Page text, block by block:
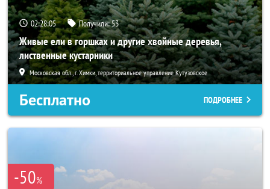
02:28:04 Получили:53
Живые ели в горшках и другие хвойные деревья,
лиственные кустарники
Московская обл., г. Химки, территориальное управление Кутузовское
Бесплатно ПОДРОБНЕЕ
-50%